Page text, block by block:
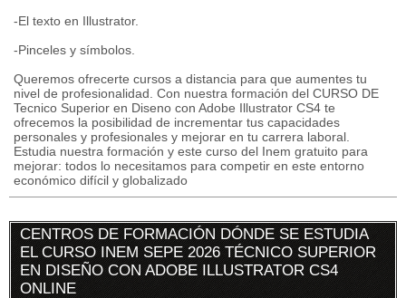
-El texto en Illustrator.
-Pinceles y símbolos.
Queremos ofrecerte cursos a distancia para que aumentes tu
nivel de profesionalidad. Con nuestra formación del CURSO DE
Tecnico Superior en Diseno con Adobe Illustrator CS4 te
ofrecemos la posibilidad de incrementar tus capacidades
personales y profesionales y mejorar en tu carrera laboral.
Estudia nuestra formación y este curso del Inem gratuito para
mejorar: todos lo necesitamos para competir en este entorno
económico difícil y globalizado
CENTROS DE FORMACIÓN DÓNDE SE ESTUDIA
EL CURSO INEM SEPE 2026 TÉCNICO SUPERIOR
EN DISEÑO CON ADOBE ILLUSTRATOR CS4
ONLINE